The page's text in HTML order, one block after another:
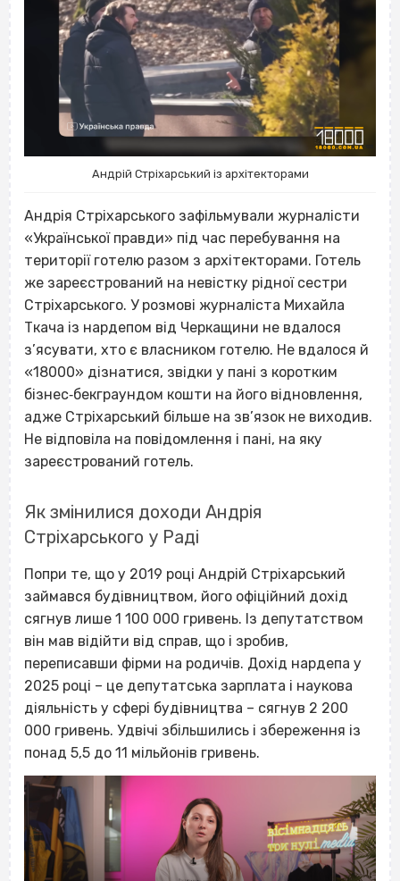
Андрій Стріхарський із архітекторами
Андрія Стріхарського зафільмували журналісти
«Української правди» під час перебування на
території готелю разом з архітекторами. Готель
же зареєстрований на невістку рідної сестри
Стріхарського. У розмові журналіста Михайла
Ткача із нардепом від Черкащини не вдалося
з’ясувати, хто є власником готелю. Не вдалося й
«18000» дізнатися, звідки у пані з коротким
бізнес‐бекграундом кошти на його відновлення,
адже Стріхарський більше на зв’язок не виходив.
Не відповіла на повідомлення і пані, на яку
зареєстрований готель.
Як змінилися доходи Андрія
Стріхарського у Раді
Попри те, що у 2019 році Андрій Стріхарський
займався будівництвом, його офіційний дохід
сягнув лише 1 100 000 гривень. Із депутатством
він мав відійти від справ, що і зробив,
переписавши фірми на родичів. Дохід нардепа у
2025 році – це депутатська зарплата і наукова
діяльність у сфері будівництва – сягнув 2 200
000 гривень. Удвічі збільшились і збереження із
понад 5,5 до 11 мільйонів гривень.